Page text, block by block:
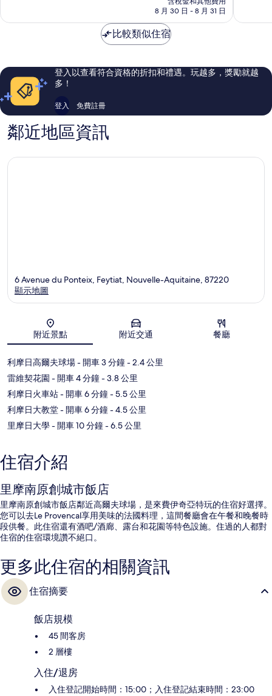
店
夠
評
論
格
為
8 月 30 日 - 8 月 31 日
棒
評
論
比較類似住宿
登入以查看符合資格的折扣和禮遇。玩越多，獎勵就越
多！
登入 免費註冊
鄰近地區資訊
地圖
6 Avenue du Ponteix, Feytiat, Nouvelle-Aquitaine, 87220
顯示地圖
附近景點 附近交通 餐廳
利摩日高爾夫球場- 開車 3 分鐘- 2.4 公里
雷維契花園 - 開車 4 分鐘- 3.8 公里
利摩日火車站- 開車 6 分鐘- 5.5 公里
利摩日大教堂- 開車 6 分鐘- 4.5 公里
里摩日大學- 開車 10 分鐘- 6.5 公里
住宿介紹
里摩南原創城市飯店
里摩南原創城市飯店鄰近高爾夫球場，是來費伊奇亞特玩的住宿好選擇。
您可以去Le Provencal享用美味的法國料理，這間餐廳會在午餐和晚餐時
段供餐。此住宿還有酒吧/酒廊、露台和花園等特色設施。住過的人都對
住宿的住宿環境讚不絕口。
更多此住宿的相關資訊
住宿摘要
飯店規模
45 間客房
2 層樓
入住/退房
入住登記開始時間：15:00；入住登記結束時間：23:00